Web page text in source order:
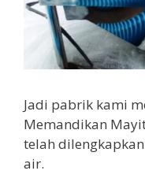
Jadi pabrik kami
Memandikan
telah
air.